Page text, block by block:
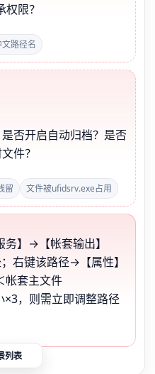
限？
路径名
否开启自动归档？是否
件？
留 文件被ufidsrv.exe占用
】→【帐套输出】
右键该路径→【属性】
帐套主文件
×3，则需立即调整路径
列表